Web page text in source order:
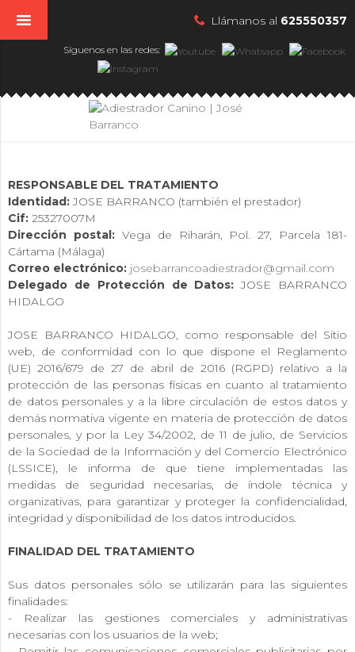
Llámanos al 625550357
Síguenos en las redes:
RESPONSABLE DEL TRATAMIENTO
Identidad:JOSE BARRANCO (también el prestador)
Cif: 25327007M
Dirección postal:Vega de Riharán, Pol. 27, Parcela 181-
Cártama (Málaga)
Correo electrónico: josebarrancoadiestrador@gmail.com
Delegado de Protección de Datos:JOSE BARRANCO
HIDALGO
JOSE BARRANCO HIDALGO, como responsable del Sitio
web, de conformidad con lo que dispone el Reglamento
(UE) 2016/679 de 27 de abril de 2016 (RGPD) relativo a la
protección de las personas físicas en cuanto al tratamiento
de datos personales y a la libre circulación de estos datos y
demás normativa vigente en materia de protección de datos
personales, y por la Ley 34/2002, de 11 de julio, de Servicios
de la Sociedad de la Información y del Comercio Electrónico
(LSSICE), le informa de que tiene implementadas las
medidas de seguridad necesarias, de índole técnica y
organizativas, para garantizar y proteger la confidencialidad,
integridad y disponibilidad de los datos introducidos.
FINALIDAD DEL TRATAMIENTO
Sus datos personales sólo se utilizarán para las siguientes
finalidades:
- Realizar las gestiones comerciales y administrativas
necesarias con los usuarios de la web;